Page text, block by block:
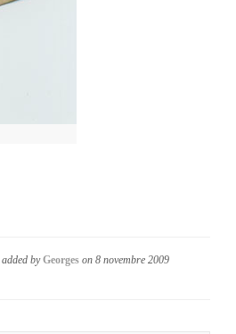
added byGeorges on 8 novembre 2009